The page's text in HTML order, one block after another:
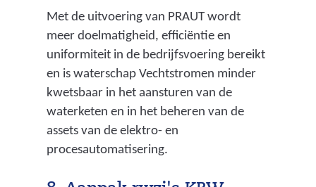
o
o
r
e
e
n
b
a
a
Met de uitvoering van PRAUT wordt
meer doelmatigheid, efficiëntie en
uniformiteit in de bedrijfsvoering bereikt
en is waterschap Vechtstromen minder
kwetsbaar in het aansturen van de
waterketen en in het beheren van de
assets van de elektro- en
procesautomatisering.